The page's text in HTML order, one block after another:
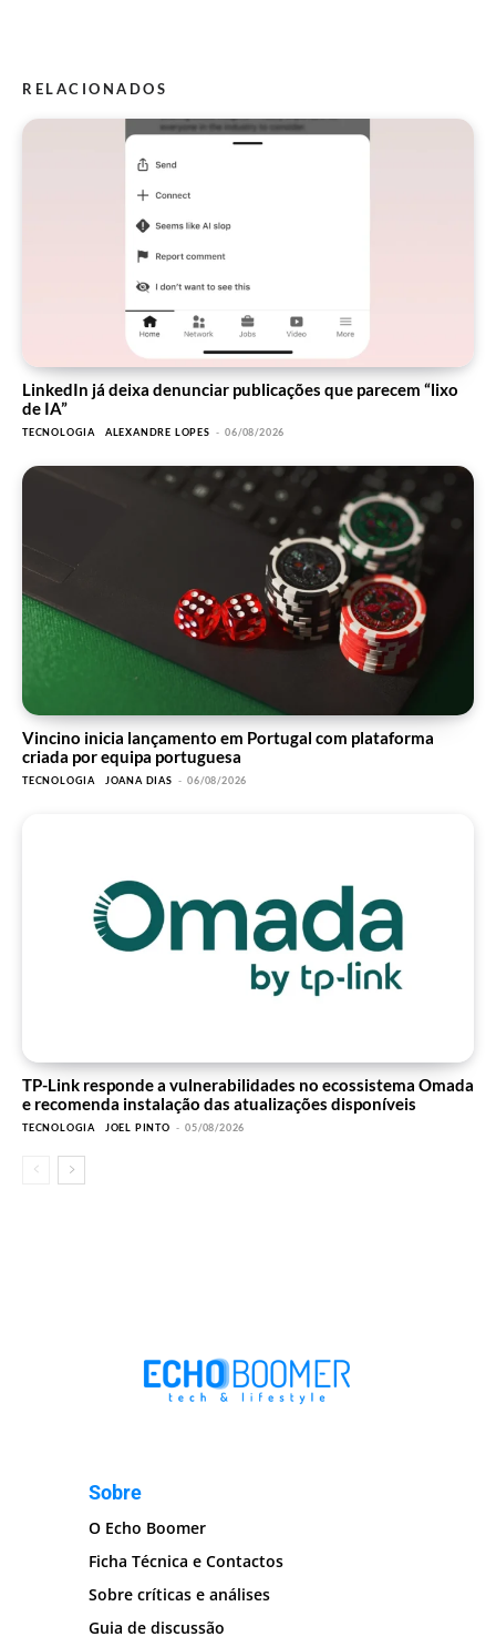
RELACIONADOS
LinkedIn já deixa denunciar publicações que parecem “lixo
de IA”
TECNOLOGIA ALEXANDRE LOPES - 06/08/2026
Vincino inicia lançamento em Portugal com plataforma
criada por equipa portuguesa
TECNOLOGIA JOANA DIAS - 06/08/2026
TP-Link responde a vulnerabilidades no ecossistema Omada
e recomenda instalação das atualizações disponíveis
TECNOLOGIA JOEL PINTO - 05/08/2026
Sobre
O Echo Boomer
Ficha Técnica e Contactos
Sobre críticas e análises
Guia de discussão